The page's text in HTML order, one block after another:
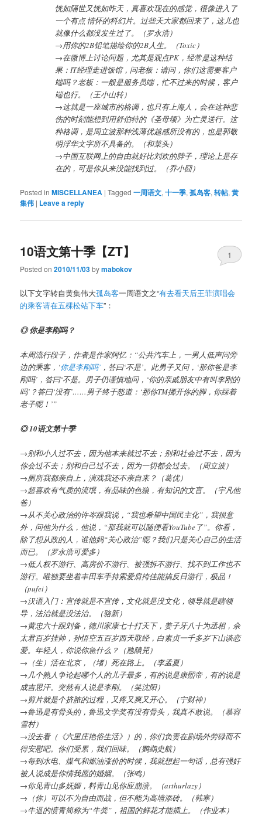
恍如隔世又恍如昨天，真喜欢现在的感觉，很像进入了
一个有点 情怀的科幻片。过些天大家都回来了，这儿也
就像什么都没发生过了。（罗永浩）
→用你的2B铅笔描绘你的2B人生。（Toxic）
→在微博上讨论问题，尤其是观点PK，经常是这种结
果：IT经理走进饭馆，问老板：请问，你们这需要客户
端吗？老板：一般是服务员端，忙不过来的时候，客户
端也行。（王小山转）
→这就是一座城市的格调，也只有上海人，会在这种悲
伤的时刻能想到用舒伯特的《圣母颂》为亡灵送行。这
种格调，是周立波那种浅薄优越感所没有的，也是郭敬
明浮华文字所不具备的。（和菜头）
→中国互联网上的自由就好比刘欢的脖子，理论上是存
在的，可是你从来没能找到过。（乔小囧）
Posted in MISCELLANEA |Tagged 一周语文,十一季,孤岛客,转帖,黄
集伟 | Leave a reply
10语文第十季【ZT】
Posted on2010/11/03bymabokov
1
以下文字转自黄集伟大孤岛客一周语文之“有去看天后王菲演唱会
的乘客请在五棵松站下车”：
◎ 你是李刚吗？
本周流行段子，作者是作家阿忆：“公共汽车上，一男人低声问旁
边的乘客，‘你是李刚吗’ ，答曰‘不是’。此男子又问，‘那你爸是李
刚吗’，答曰‘不是。男子仍谨慎地问，‘你的亲戚朋友中有叫李刚的
吗’？答曰‘没有’……男子终于怒道：‘那你TM挪开你的脚，你踩着
老子呢！’”
◎ 10语文第十季
→别和小人过不去，因为他本来就过不去；别和社会过不去，因为
你会过不去；别和自己过不去，因为一切都会过去。（周立波）
→厕所我都亲自上，演戏我还不亲自来？（葛优）
→超喜欢有气质的流氓，有品味的色狼，有知识的文盲。（宇凡他
爸）
→从不关心政治的许岑跟我说，“我也希望中国民主化”，我很意
外，问他为什么，他说，“那我就可以随便看YouTube了”。你看，
除了想从政的人，谁他妈“关心政治”呢？我们只是关心自己的生活
而已。（罗永浩可爱多）
→低人权不游行、高房价不游行、被强拆不游行、找不到工作也不
游行。唯独要坐着丰田车手持索爱肩挎佳能搞反日游行，极品！
（pufei）
→汉语入门：宣传就是不宣传，文化就是没文化，领导就是瞎领
导，法治就是没法治。（骆新）
→黄忠六十跟刘备，德川家康七十打天下，姜子牙八十为丞相，佘
太君百岁挂帅，孙悟空五百岁西天取经，白素贞一千多岁下山谈恋
爱。年轻人，你说你急什么？（虺隤兕）
→（生）活在北京，（堵）死在路上。（李孟夏）
→几个熟人争论起哪个人的儿子最多，有的说是康熙帝，有的说是
成吉思汗。突然有人说是李刚。（笑沈阳）
→剪片就是个挤脓的过程，又疼又爽又开心。（宁财神）
→鲁迅是有骨头的，鲁迅文学奖有没有骨头，我真不敢说。（慕容
雪村）
→没去看（《六里庄艳俗生活》）的，你们负责在剧场外劳碌而不
得安慰吧。你们受累，我们回味。（鹦鹉史航）
→每到水电、煤气和燃油涨价的时候，我就想起一句话，总有强奸
被人说成是你情我愿的婚姻。（张鸣）
→你见青山多妩媚，料青山见你应崩溃。（arthurlazy）
→（你）可以不为自由而战，但不能为高墙添砖。（韩寒）
→牛逼的愤青简称为“牛粪”，祖国的鲜花才能插上。（作业本）